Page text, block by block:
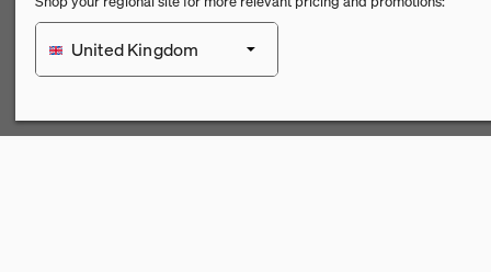
QuickShip：通常在庫品
New Arrivals：最近追加された製品
チェア
QuickShip：国内在庫品
New Arrivals：最近追加された製品
ホームオフィス
ゲーミングチェア
ゲーミングモニターアーム
【限定】FAILE AND DELUXX FLUXX
デザイナー
ストーリー
特集
クリアランス
United Kingdom